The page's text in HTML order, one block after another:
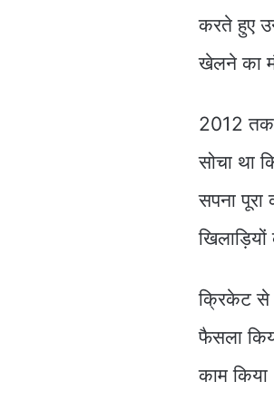
करते हुए
खेलने का
2012 तक
सोचा था
सपना
क्रिकेट से
फैसला
काम